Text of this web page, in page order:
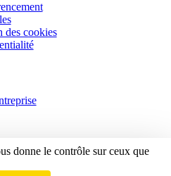
des cookies
donne le contrôle sur ceux que